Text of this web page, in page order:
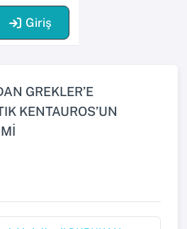
Giriş
GREKLER’E
KENTAUROS’UN